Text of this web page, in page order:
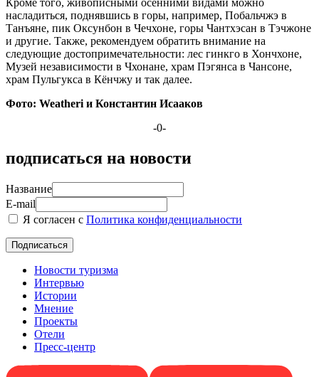
Кроме того, живописными осенними видами можно
насладиться, поднявшись в горы, например, Побальчжэ в
Танъяне, пик Оксунбон в Чечхоне, горы Чантхэсан в Тэчжоне
и другие. Также, рекомендуем обратить внимание на
следующие достопримечательности: лес гинкго в Хончхоне,
Музей независимости в Чхонане, храм Пэгянса в Чансоне,
храм Пульгукса в Кёнчжу и так далее.
Фото: Weatheri и Константин Исааков
-0-
подписаться на новости
Название
E-mail
Я согласен с Политика конфиденциальности
Новости туризма
Интервью
Истории
Мнение
Проекты
Отели
Пресс-центр